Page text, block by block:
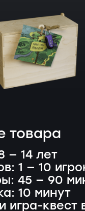
товара
— 14 лет
1 — 10
45 — 90
10 минут
игра-квест